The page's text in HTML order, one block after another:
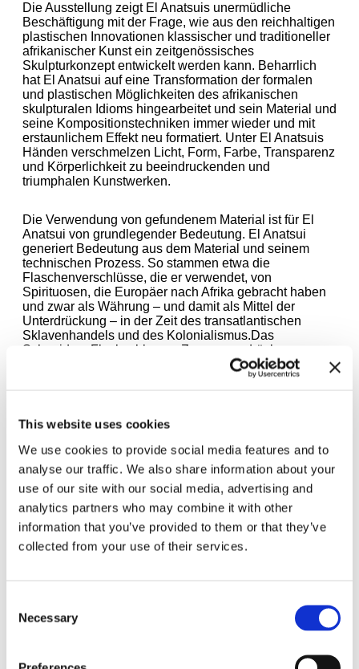
This website uses cookies
We use cookies to provide social media features and to
analyse our traffic. We also share information about your
use of our site with our social media, advertising and
analytics partners who may combine it with other
information that you’ve provided to them or that they’ve
collected from your use of their services.
Selection
Necessary
Die Ausstellung zeigt El Anatsuis unermüdliche
Beschäftigung mit der Frage, wie aus den reichhaltigen
plastischen Innovationen klassischer und traditioneller
afrikanischer Kunst ein zeitgenössisches
Skulpturkonzept entwickelt werden kann. Beharrlich
hat El Anatsui auf eine Transformation der formalen
und plastischen Möglichkeiten des afrikanischen
skulpturalen Idioms hingearbeitet und sein Material und
seine Kompositionstechniken immer wieder und mit
erstaunlichem Effekt neu formatiert. Unter El Anatsuis
Händen verschmelzen Licht, Form, Farbe, Transparenz
und Körperlichkeit zu beeindruckenden und
triumphalen Kunstwerken.
Die Verwendung von gefundenem Material ist für El
Anatsui von grundlegender Bedeutung. El Anatsui
generiert Bedeutung aus dem Material und seinem
technischen Prozess. So stammen etwa die
Flaschenverschlüsse, die er verwendet, von
Spirituosen, die Europäer nach Afrika gebracht haben
und zwar als Währung – und damit als Mittel der
Unterdrückung – in der Zeit des transatlantischen
Sklavenhandels und des Kolonialismus.Das
Schneiden, Flachschlagen, Zusammendrücken,
Drehen, Falten und Zusammenfügen von Tausenden
dieser Flaschenverschlüsse, zusammen mit dem
Gemeinschaften, die aus miteinander verbundenen
Die Ausstellung wird ermöglicht durch die wesentliche
Förderung der Art Mentor Foundation Lucerne. Wir
danken ferner für die großzügige Unterstützung eines
anonymen Mäzens und für die zusätzliche
Unterstützung der Gesellschaft der Freunde Haus der
Kunst e. V., der Jack Shainman Gallery, New York,
Die Ausstellung wird vom Haus der Kunst, München
Museum of Modern Art, Doha, Kunstmuseum Bern und